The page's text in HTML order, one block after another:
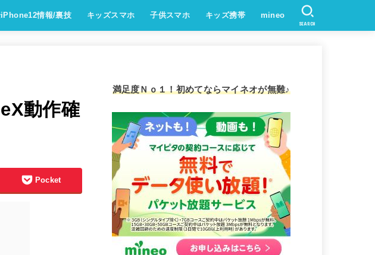
情報/裏技 キッズスマホ 子供スマホ キッズ携帯 mineo
SEARCH
動作確
Pocket
満足度Ｎｏ１！初めてならマイネオが無難♪